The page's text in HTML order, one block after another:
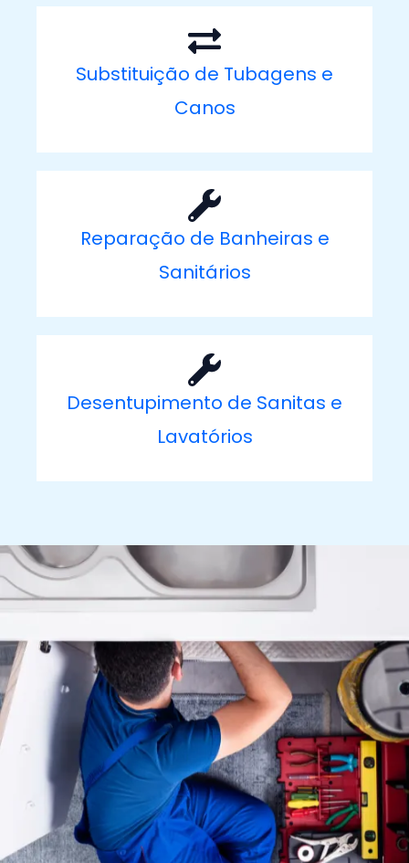
Substituição de Tubagens e
Canos
Reparação de Banheiras e
Sanitários
Desentupimento de Sanitas e
Lavatórios